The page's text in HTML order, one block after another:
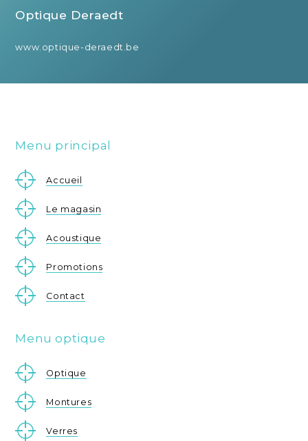
Optique Deraedt
www.optique-deraedt.be
Menu principal
Accueil
Le magasin
Acoustique
Promotions
Contact
Menu optique
Optique
Montures
Verres